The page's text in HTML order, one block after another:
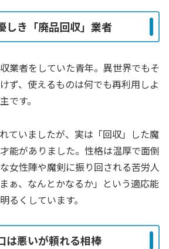
しき「廃品回収」業者
業者をしていた青年。異世界でもそ
ず、使えるものは何でも再利用しよ
です。
ていましたが、実は「回収」した魔
能がありました。性格は温厚で面倒
女性陣や魔剣に振り回される苦労人
ぁ、なんとかなるか」という適応能
るくしています。
は悪いが頼れる相棒